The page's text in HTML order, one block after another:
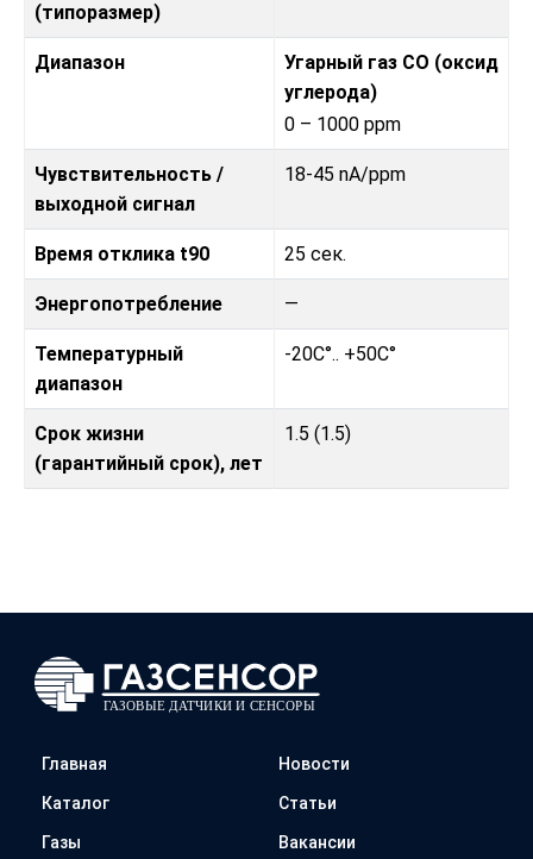
(типоразмер)
Диапазон
Угарный газ CO (оксид
углерода)
0 – 1000 ppm
Чувствительность /
выходной сигнал
18-45 nA/ppm
Время отклика t90 25 сек.
Энергопотребление —
Температурный
диапазон
-20C°.. +50C°
Срок жизни
(гарантийный срок), лет
1.5 (1.5)
Главная
Каталог
Газы
Новости
Статьи
Вакансии